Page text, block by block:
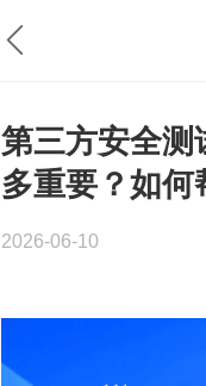
第三方安全测
多重要？如何
2026-06-10